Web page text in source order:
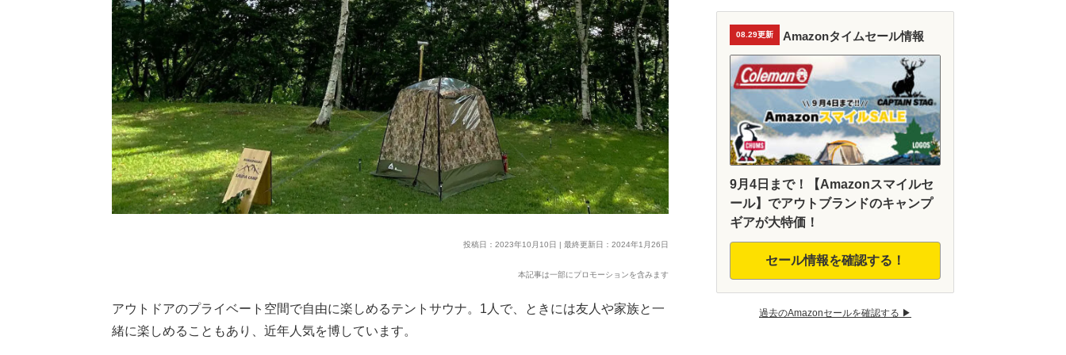
投稿日：2023年10月10日 | 最終更新日：2024年1月26日
本記事は一部にプロモーションを含みます
アウトドアのプライベート空間で自由に楽しめるテントサウナ。1人で、ときには友人や家族と一
緒に楽しめることもあり、近年人気を博しています。
08.29更新 Amazonタイムセール情報
9月4日まで！【Amazonスマイルセ
ール】でアウトブランドのキャンプ
ギアが大特価！
セール情報を確認する！
過去のAmazonセールを確認する ▶︎